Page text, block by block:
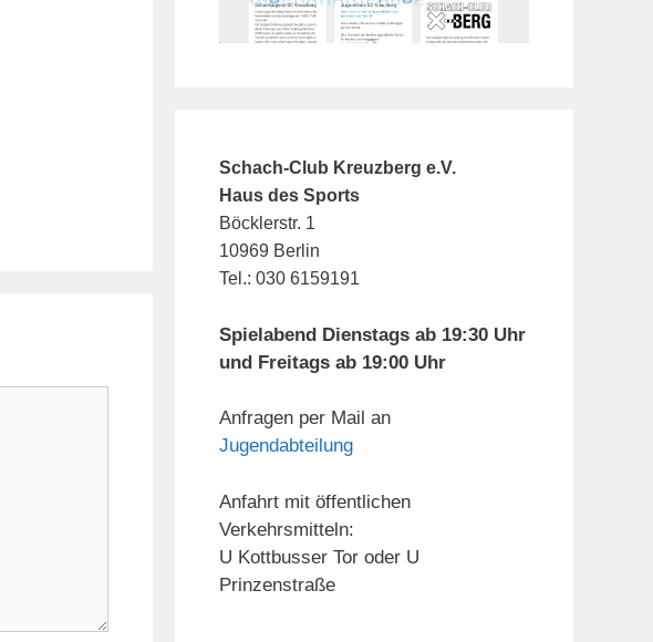
Schach-Club Kreuzberg e.V.
Haus des Sports
Böcklerstr. 1
10969 Berlin
Tel.: 030 6159191
Spielabend Dienstags ab 19:30 Uhr
und Freitags ab 19:00 Uhr
Anfragen per Mail an
Jugendabteilung
Anfahrt mit öffentlichen
Verkehrsmitteln:
U Kottbusser Tor oder U
Prinzenstraße